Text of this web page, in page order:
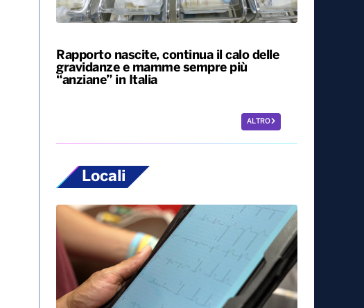
Rapporto nascite, continua il calo delle
gravidanze e mamme sempre più
“anziane” in Italia
ALTRO
Locali